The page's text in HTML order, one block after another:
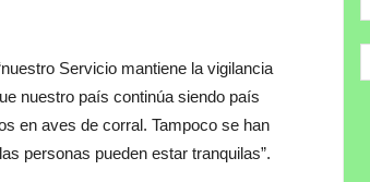
Servicio mantiene la vigilancia
nuestro país continúa siendo país
en aves de corral. Tampoco se han
personas pueden estar tranquilas”.